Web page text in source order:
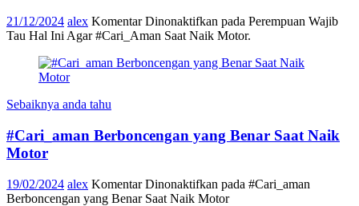
21/12/2024 alex Komentar Dinonaktifkan pada Perempuan Wajib
Tau Hal Ini Agar #Cari_Aman Saat Naik Motor.
Sebaiknya anda tahu
#Cari_aman Berboncengan yang Benar Saat Naik
Motor
19/02/2024 alex Komentar Dinonaktifkan pada #Cari_aman
Berboncengan yang Benar Saat Naik Motor